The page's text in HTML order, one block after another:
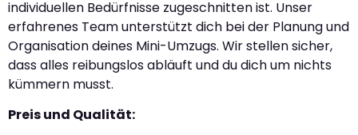
individuellen Bedürfnisse zugeschnitten ist. Unser
erfahrenes Team unterstützt dich bei der Planung und
Organisation deines Mini-Umzugs. Wir stellen sicher,
dass alles reibungslos abläuft und du dich um nichts
kümmern musst.
Preis und Qualität: